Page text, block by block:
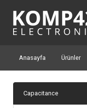
Anasayfa Ürünler
Capacitance